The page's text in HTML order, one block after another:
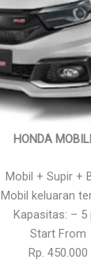
HONDA
Mobil + Supir +
Mobil keluaran
Kapasitas: – 5
Start From
Rp. 450.000